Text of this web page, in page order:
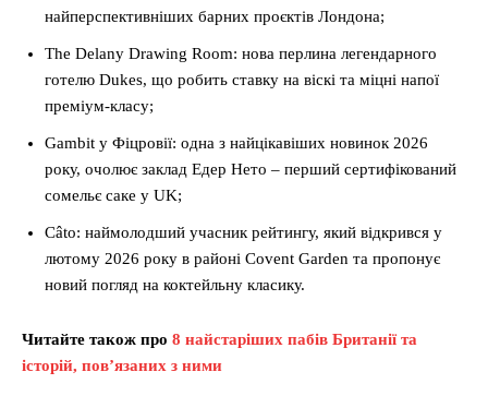
найперспективніших барних проєктів Лондона;
The Delany Drawing Room: нова перлина легендарного
готелю Dukes, що робить ставку на віскі та міцні напої
преміум-класу;
Gambit у Фіцровії: одна з найцікавіших новинок 2026
року, очолює заклад Едер Нето – перший сертифікований
сомельє саке у UK;
Câto: наймолодший учасник рейтингу, який відкрився у
лютому 2026 року в районі Covent Garden та пропонує
новий погляд на коктейльну класику.
Читайте також про 8 найстаріших пабів Британії та
історій, пов’язаних з ними